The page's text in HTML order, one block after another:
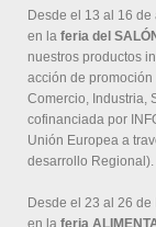
Desde el 13 al 16
en la feria del
nuestros productos
acción de
Comercio, Industria,
cofinanciada por
Unión Europea a
desarrollo Regional).
Desde el 23 al 26